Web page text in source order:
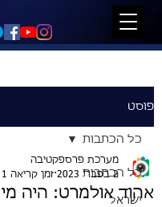
פוסט
כל הכתבות
ישראל
כל הכתבות
אהוד אולמרט: היה
מערכת פרספקטיבה
2 בפבר׳ 2023
זמן קריאה 1 דקות